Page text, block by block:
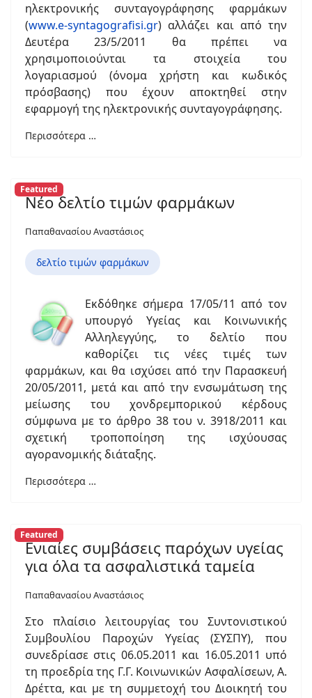
ηλεκτρονικής συνταγογράφησης φαρμάκων
(www.e-syntagografisi.gr) αλλάζει και από την
Δευτέρα 23/5/2011 θα πρέπει να
χρησιμοποιούνται τα στοιχεία του
λογαριασμού (όνομα χρήστη και κωδικός
πρόσβασης) που έχουν αποκτηθεί στην
εφαρμογή της ηλεκτρονικής συνταγογράφησης.
Περισσότερα …
Featured
Νέο δελτίο τιμών φαρμάκων
Παπαθανασίου Αναστάσιος
δελτίο τιμών φαρμάκων
Εκδόθηκε σήμερα 17/05/11 από τον
υπουργό Υγείας και Κοινωνικής
Αλληλεγγύης, το δελτίο που
καθορίζει τις νέες τιμές των
φαρμάκων, και θα ισχύσει από την Παρασκευή
20/05/2011, μετά και από την ενσωμάτωση της
μείωσης του χονδρεμπορικού κέρδους
σύμφωνα με το άρθρο 38 του ν. 3918/2011 και
σχετική τροποποίηση της ισχύουσας
αγορανομικής διάταξης.
Περισσότερα …
Featured
Ενιαίες συμβάσεις παρόχων υγείας
για όλα τα ασφαλιστικά ταμεία
Παπαθανασίου Αναστάσιος
Στο πλαίσιο λειτουργίας του Συντονιστικού
Συμβουλίου Παροχών Υγείας (ΣΥΣΠΥ), που
συνεδρίασε στις 06.05.2011 και 16.05.2011 υπό
τη προεδρία της Γ.Γ. Κοινωνικών Ασφαλίσεων, Α.
Δρέττα, και με τη συμμετοχή του Διοικητή του